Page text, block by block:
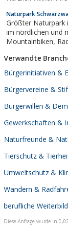
Naturpark
Größter Naturpark
im nördlichen und
Mountainbiken, Radfahren, Naturerlebnis, Regional genießen und
Verwandte
Bürgerinitiativen &
Bürgervereine &
Bürgerwillen &
Gewerkschaften &
Naturfreunde &
Tierschutz &
Umweltschutz &
Wandern &
berufliche
Diese Anfrage wurde in